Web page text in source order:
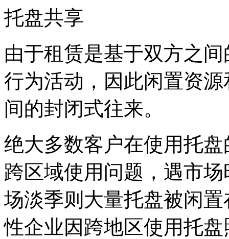
托盘共享
由于租赁是基于双方之
行为活动，因此闲置资
间的封闭式往来。
绝大多数客户在使用托
跨区域使用问题，遇市
场淡季则大量托盘被闲
性企业因跨地区使用托